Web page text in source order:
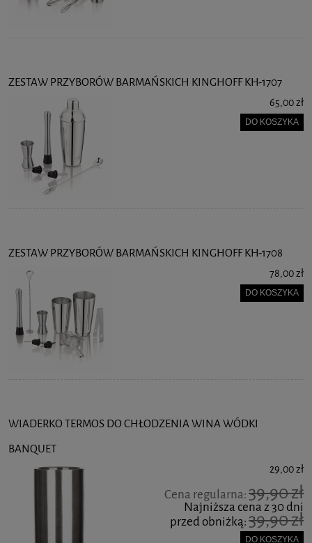
ZESTAW PRZYBORÓW BARMAŃSKICH KINGHOFF KH-1707
65,00 zł
DO KOSZYKA
ZESTAW PRZYBORÓW BARMAŃSKICH KINGHOFF KH-1708
78,00 zł
DO KOSZYKA
WIADERKO TERMOS DO CHŁODZENIA WINA WÓDKI
BANQUET
29,00 zł
Cena regularna:39,90 zł
Najniższa cena z 30 dni
przed obniżką:39,90 zł
DO KOSZYKA